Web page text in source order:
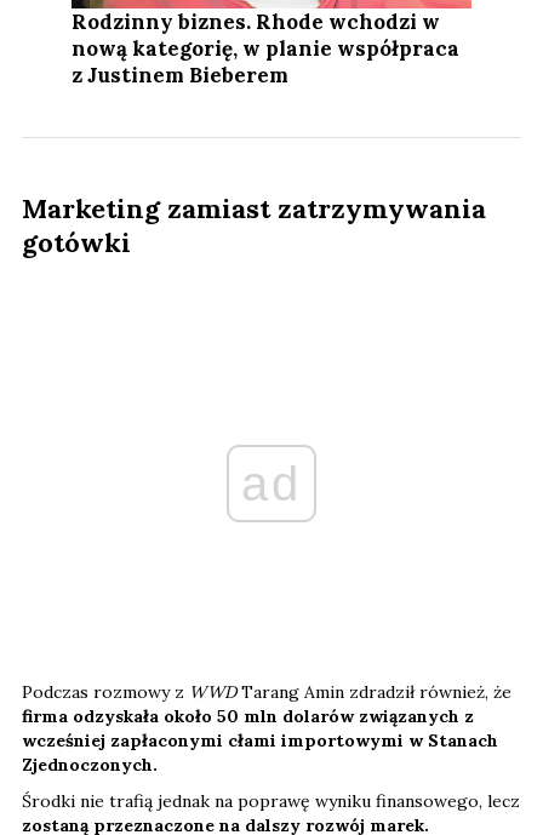
Rodzinny biznes. Rhode wchodzi w
nową kategorię, w planie współpraca
z Justinem Bieberem
Marketing zamiast zatrzymywania
gotówki
ad
Podczas rozmowy z WWDTarang Amin zdradził również, że
firma odzyskała około 50 mln dolarów związanych z
wcześniej zapłaconymi cłami importowymi w Stanach
Zjednoczonych.
Środki nie trafią jednak na poprawę wyniku finansowego, lecz
zostaną przeznaczone na dalszy rozwój marek.